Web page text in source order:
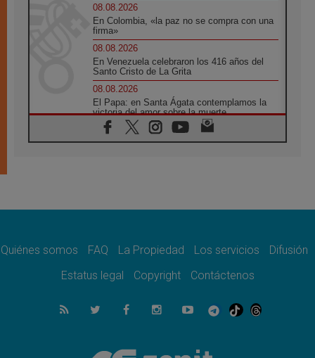
08.08.2026
En Colombia, «la paz no se compra con una
firma»
08.08.2026
En Venezuela celebraron los 416 años del
Santo Cristo de La Grita
08.08.2026
El Papa: en Santa Ágata contemplamos la
victoria del amor sobre la muerte
08.08.2026
León XIV visitará el Santuario de la Madre
07.08.2026
07.08.2026
el compromiso del cristiano"
La matanza de niños en Gaza no cesa: 300
muertos en 300 días
Tagle: La guerra desfigura el mundo, solo la
Quiénes somos FAQ La Propiedad Los servicios
Difusión
Estatus legal
Copyright Contáctenos